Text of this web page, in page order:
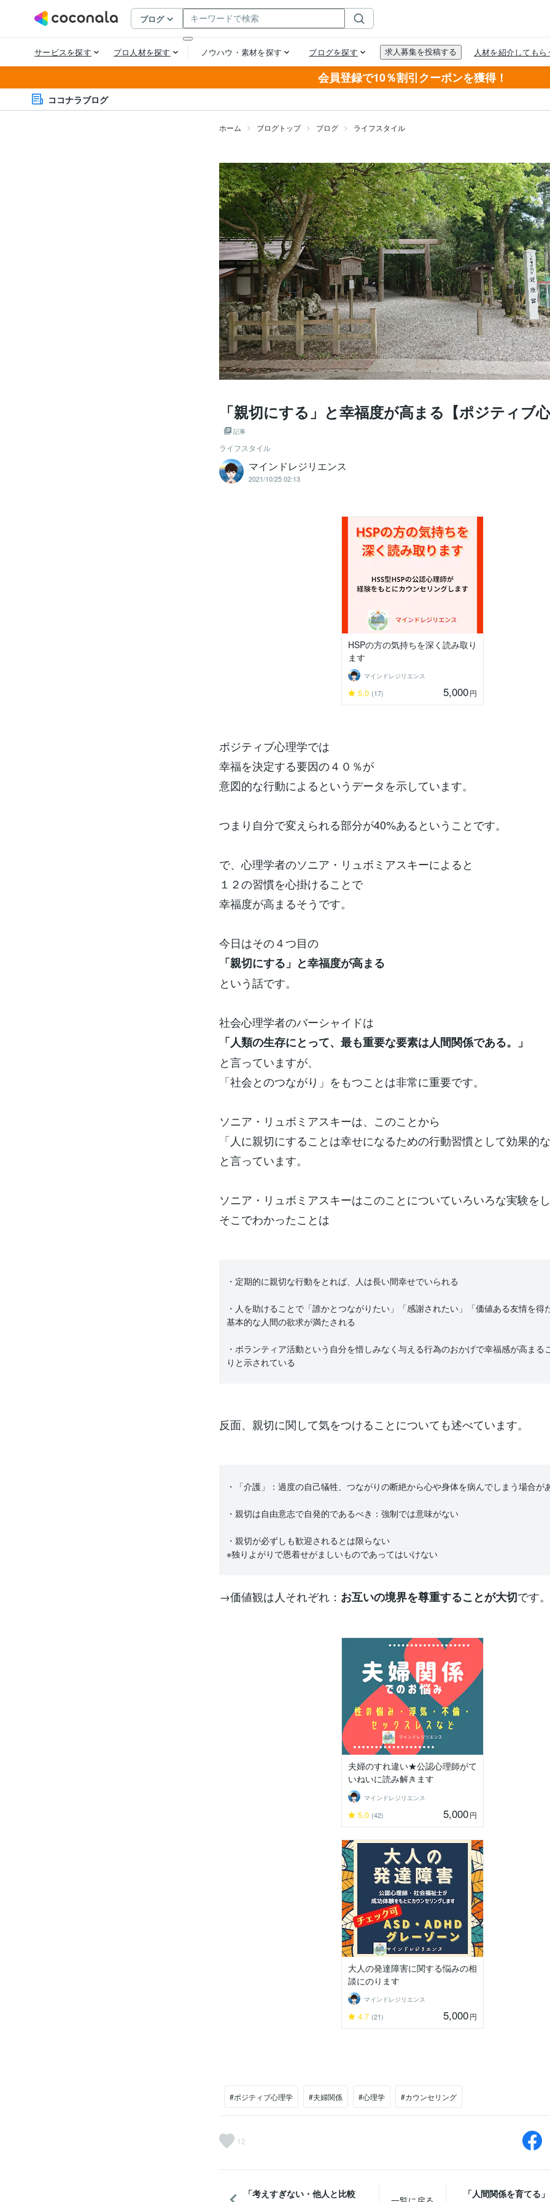
会員登録で10％割引クーポンを獲得！
ココナラブログ
ホーム ブログトップ ブログ ライフスタイル
「親切にする」と幸福度が高まる【ポジティブ
記事
ライフスタイル
マインドレジリエンス
2021/10/25 02:13
HSPの方の気持ちを深く読み取り
ます
マインドレジリエンス
5.0 (17) 5,000円
ポジティブ心理学では
幸福を決定する要因の４０％が
意図的な行動によるというデータを示しています。
つまり自分で変えられる部分が40%あるということです。
で、心理学者のソニア・リュボミアスキーによると
１２の習慣を心掛けることで
幸福度が高まるそうです。
今日はその４つ目の
「親切にする」と幸福度が高まる
という話です。
社会心理学者のバーシャイドは
「人類の生存にとって、最も重要な要素は人間関係である。」
と言っていますが、
「社会とのつながり」をもつことは非常に重要です。
ソニア・リュボミアスキーは、このことから
「人に親切にすることは幸せになるための行動習慣として効果的
と言っています。
ソニア・リュボミアスキーはこのことについていろいろな実験を
そこでわかったことは
・定期的に親切な行動をとれば、人は長い間幸せでいられる
・人を助けることで「誰かとつながりたい」「感謝されたい」「価値ある友情を得
基本的な人間の欲求が満たされる
・ボランティア活動という自分を惜しみなく与える行為のおかげで幸福感が高まる
りと示されている
反面、親切に関して気をつけることについても述べています。
・「介護」：過度の自己犠牲、つながりの断絶から心や身体を病んでしまう場合が
・親切は自由意志で自発的であるべき：強制では意味がない
・親切が必ずしも歓迎されるとは限らない
※独りよがりで恩着せがましいものであってはいけない
→価値観は人それぞれ： お互いの境界を尊重することが大切です。
夫婦のすれ違い★公認心理師がて
いねいに読み解きます
マインドレジリエンス
5.0 (42) 5,000円
大人の発達障害に関する悩みの相
談にのります
マインドレジリエンス
4.7 (21) 5,000円
#ポジティブ心理学 #夫婦関係 #心理学 #カウンセリング
12
「考えすぎない・他人と比較
「人間関係を育てる